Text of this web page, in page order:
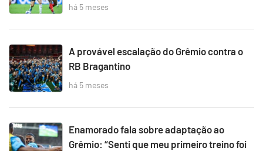
há 5 meses
A provável escalação do Grêmio contra o
RB Bragantino
há 5 meses
Enamorado fala sobre adaptação ao
Grêmio: “Senti que meu primeiro treino foi